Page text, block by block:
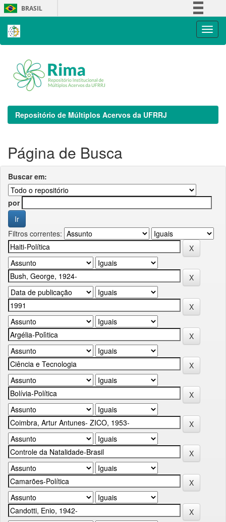
Skip
navigation
BRASIL
Repositório de Múltiplos Acervos da UFRRJ
Página de Busca
Buscar em:
por
Filtros correntes: